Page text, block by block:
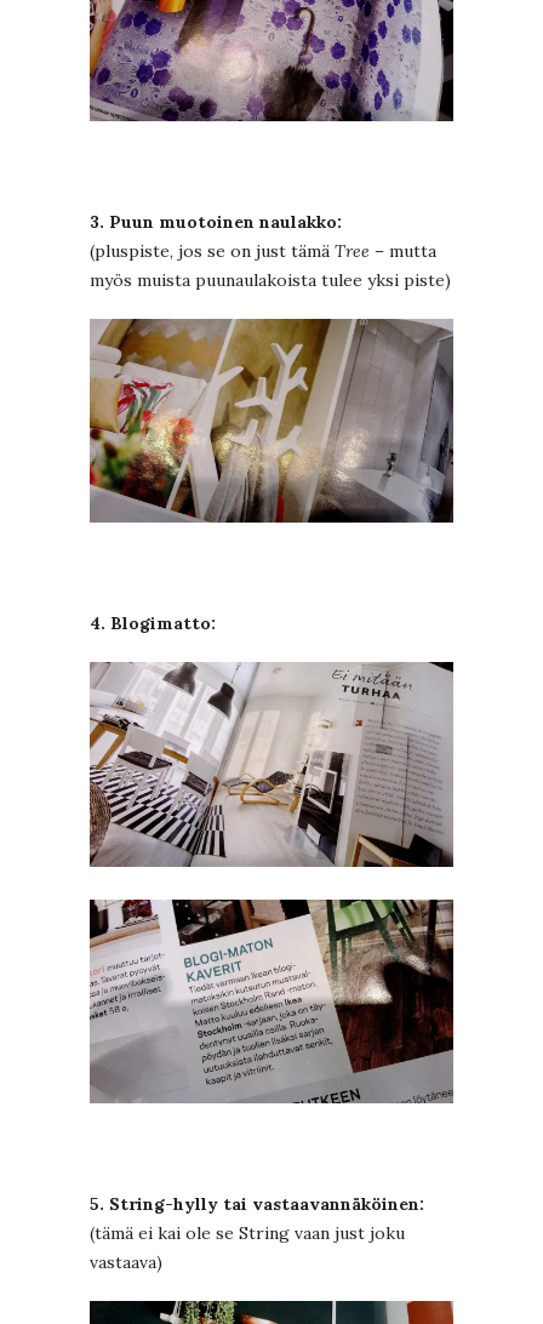
3. Puun muotoinen naulakko:
(pluspiste, jos se on just tämä Tree – mutta
myös muista puunaulakoista tulee yksi piste)
4. Blogimatto:
5. String-hylly tai vastaavannäköinen:
(tämä ei kai ole se String vaan just joku
vastaava)